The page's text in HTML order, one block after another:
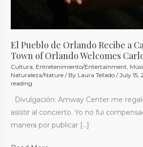
El Pueblo de Orlando Recibe a
Town of Orlando Welcomes
Cultura, Entretenimiento/Entertainment,
Naturaleza/Nature/ By Laura Tellado /July 15,
reading
Divulgación: Amway Center me
asistir al concierto. Yo no fui
manera por publicar […]